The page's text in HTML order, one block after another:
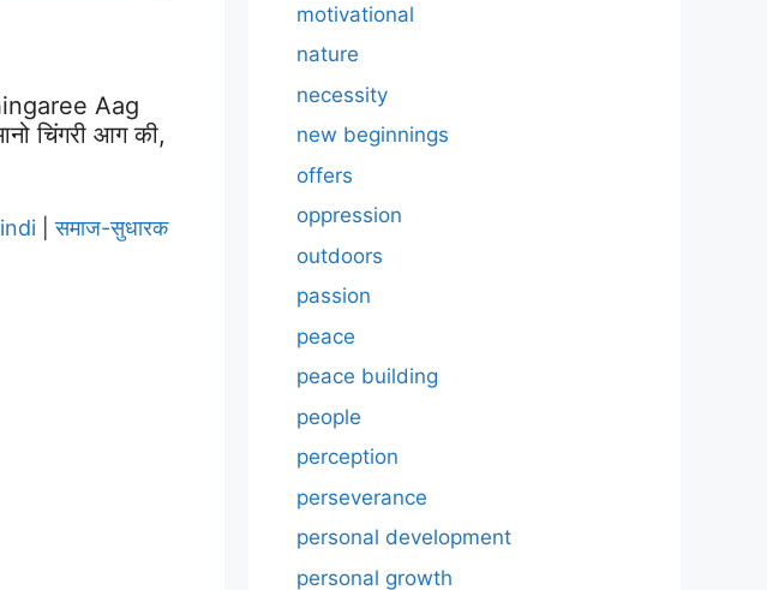
Aag
चिंगरी आग की,
|समाज-सुधारक
motivational
nature
necessity
new beginnings
offers
oppression
outdoors
passion
peace
peace building
people
perception
perseverance
personal development
personal growth